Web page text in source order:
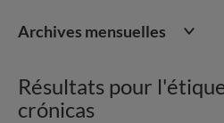
Archives mensuelles
Résultats pour
crónicas